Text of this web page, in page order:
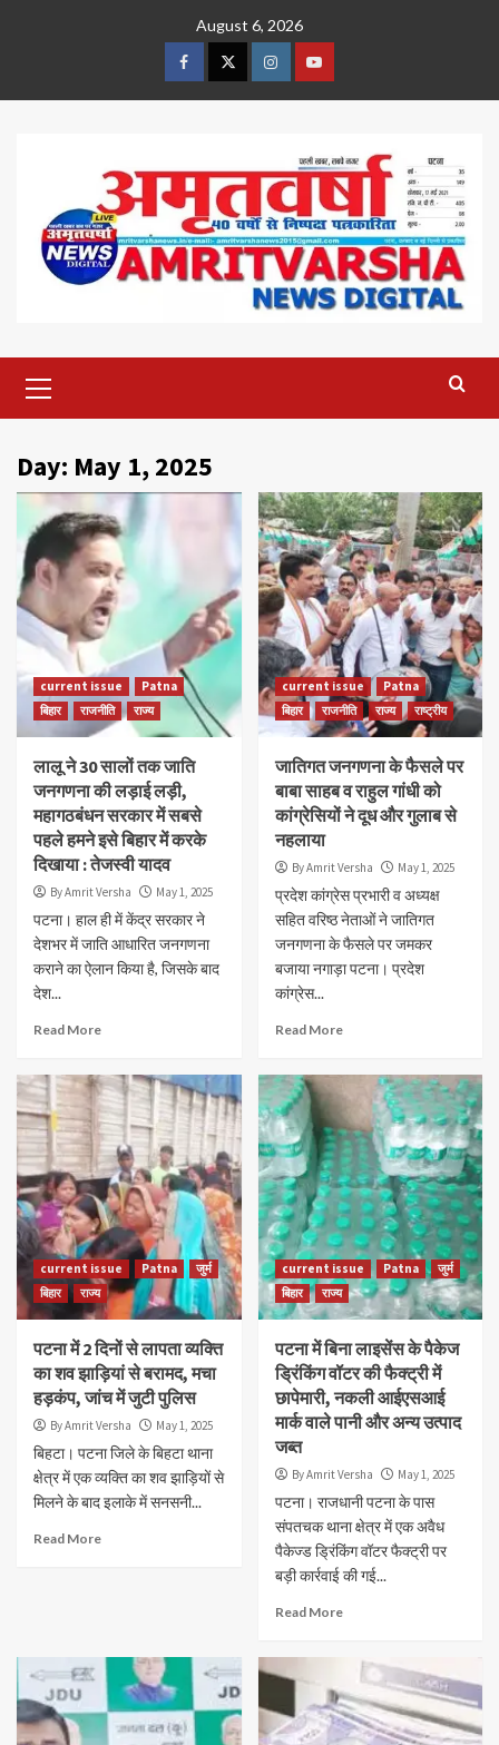
August 6, 2026
FacebookTwitterInstagramYoutube
Menu
Day: May 1, 2025
current issue
Patna
बिहार
राजनीति राज्य
लालू ने 30 सालों तक जाति
जनगणना की लड़ाई लड़ी,
महागठबंधन सरकार में सबसे
पहले हमने इसे बिहार में करके
दिखाया : तेजस्वी यादव
By Amrit Versha May 1, 2025
पटना। हाल ही में केंद्र सरकार ने
देशभर में जाति आधारित जनगणना
कराने का ऐलान किया है, जिसके बाद
देश...
Read More
current issue
Patna
बिहार
राजनीति राज्य राष्ट्रीय
जातिगत जनगणना के फैसले पर
बाबा साहब व राहुल गांधी को
कांग्रेसियों ने दूध और गुलाब से
नहलाया
By Amrit Versha May 1, 2025
प्रदेश कांग्रेस प्रभारी व अध्यक्ष
सहित वरिष्ठ नेताओं ने जातिगत
जनगणना के फैसले पर जमकर
बजाया नगाड़ा पटना। प्रदेश
कांग्रेस...
Read More
current issue Patna
जुर्म
बिहार
राज्य
पटना में 2 दिनों से लापता व्यक्ति
का शव झाड़ियां से बरामद, मचा
हड़कंप, जांच में जुटी पुलिस
By Amrit Versha May 1, 2025
बिहटा। पटना जिले के बिहटा थाना
क्षेत्र में एक व्यक्ति का शव झाड़ियों से
मिलने के बाद इलाके में सनसनी...
Read More
current issue Patna
जुर्म
बिहार
राज्य
पटना में बिना लाइसेंस के पैकेज
ड्रिंकिंग वॉटर की फैक्ट्री में
छापेमारी, नकली आईएसआई
मार्क वाले पानी और अन्य उत्पाद
जब्त
By Amrit Versha May 1, 2025
पटना। राजधानी पटना के पास
संपतचक थाना क्षेत्र में एक अवैध
पैकेज्ड ड्रिंकिंग वॉटर फैक्ट्री पर
बड़ी कार्रवाई की गई...
Read More